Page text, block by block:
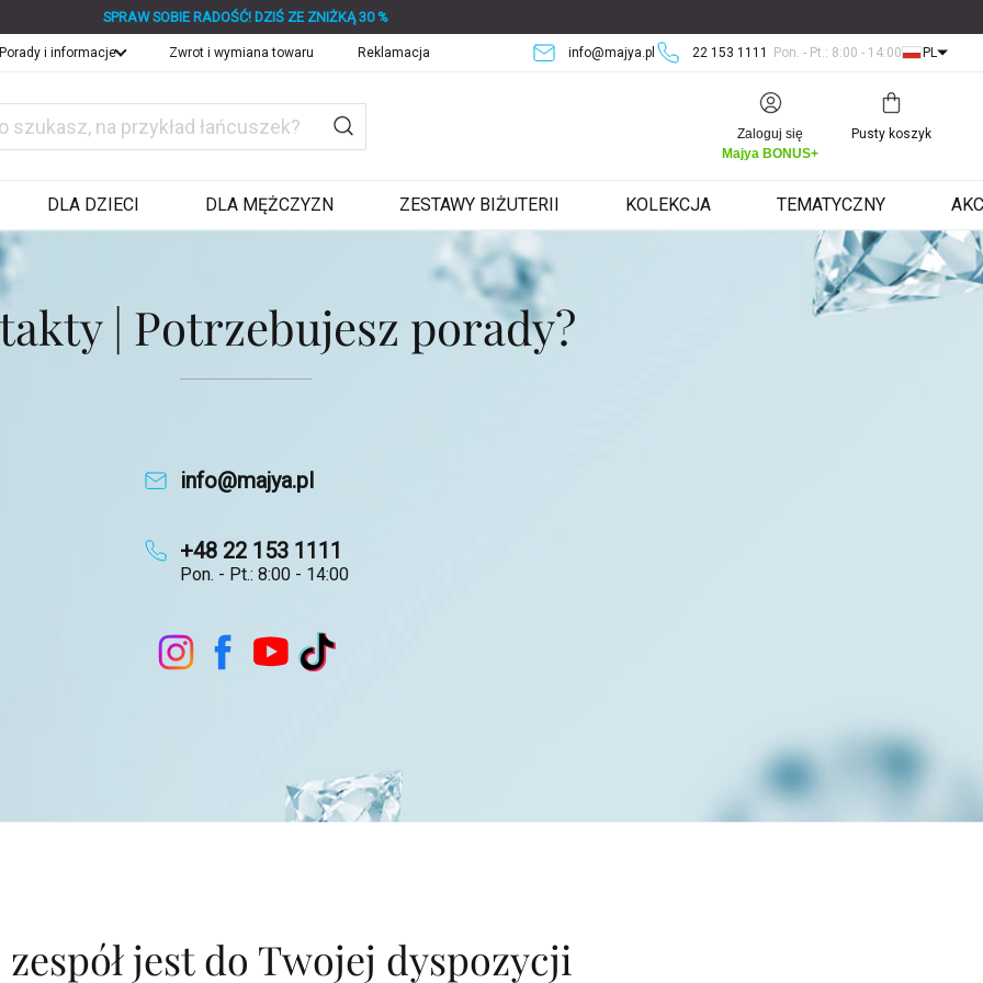
SPRAW SOBIE RADOŚĆ! DZIŚ ZE ZNIŻKĄ 30 %
22 153 1111 Pon. - Pt.: 8:00 - 14:00
info@majya.pl
Porady i informacje Zwrot i wymiana towaru Reklamacja PL
Zaloguj się
Majya BONUS+
Koszyk
Pusty koszyk
DLA DZIECI DLA MĘŻCZYZN ZESTAWY BIŻUTERII KOLEKCJA TEMATYCZNY
| Potrzebujesz porady?
+48 22 153 1111
Pon. - Pt.: 8:00 - 14:00
info@majya.pl
zespół jest do Twojej dyspozycji